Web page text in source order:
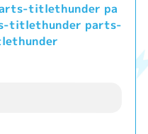
titlethunder pa
titlethunder parts-